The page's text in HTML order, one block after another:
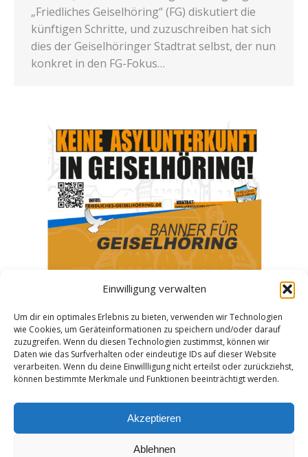
Einwilligung verwalten
Um dir ein optimales Erlebnis zu bieten, verwenden wir Technologien
wie Cookies, um Geräteinformationen zu speichern und/oder darauf
zuzugreifen. Wenn du diesen Technologien zustimmst, können wir
Daten wie das Surfverhalten oder eindeutige IDs auf dieser Website
verarbeiten. Wenn du deine Einwillligung nicht erteilst oder zurückziehst,
können bestimmte Merkmale und Funktionen beeinträchtigt werden.
Akzeptieren
Ablehnen
„Fried­li­ches Gei­sel­hö­ring“ (FG) dis­ku­tiert die
künf­ti­gen Schrit­te, und zuzu­schrei­ben hat sich
dies der Gei­sel­hö­rin­ger Stadt­rat selbst, der nun
kon­kret in den FG-Fokus…
Bürgerinitiative Friedliches-Geiselhöring
setzt ein klares Zeichen mit neuer Banner-
Aktion
21. März 2025
geht in die näch­ste Run­de ihres Pro­tests. Mit
einer neu­en Ban­­ner-Akti­on an meh­re­ren mar­